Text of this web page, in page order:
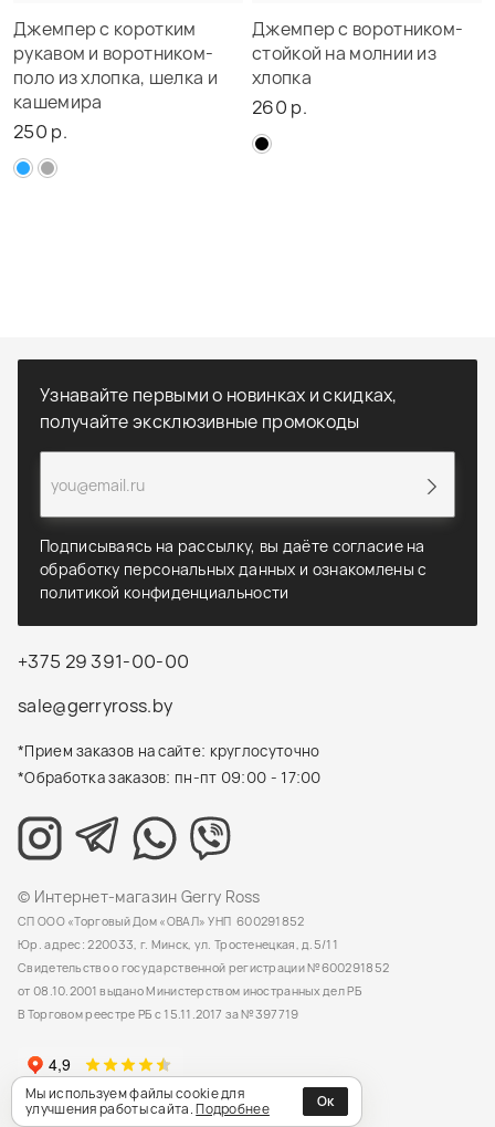
Джемпер с коротким
рукавом и воротником-
поло из хлопка, шелка и
кашемира
250 р.
Джемпер с воротником-
стойкой на молнии из
хлопка
260 р.
+375 29 391-00-00
sale@gerryross.by
*Прием заказов на сайте: круглосуточно
*Обработка заказов: пн-пт 09:00 - 17:00
Узнавайте первыми о новинках и скидках,
получайте эксклюзивные промокоды
Подписываясь на рассылку, вы даёте согласие на
обработку персональных данных и ознакомлены с
политикой конфиденциальности
© Интернет-магазин Gerry Ross
СП ООО «Торговый Дом «ОВАЛ» УНП 600291852
Юр. адрес: 220033, г. Минск, ул. Тростенецкая, д.5/11
Свидетельство о государственной регистрации №600291852
от 08.10.2001 выдано Министерством иностранных дел РБ
В Торговом реестре РБ с 15.11.2017 за №397719
Мы используем файлы cookie для
улучшения работы сайта.Подробнее Ок